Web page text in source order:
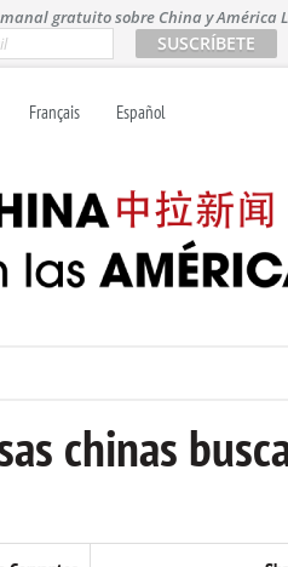
gratuito sobre China y América
Français Español
chinas